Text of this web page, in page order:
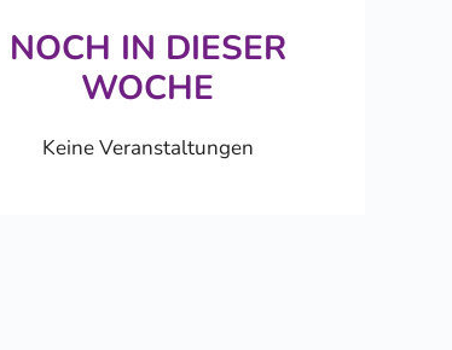
NOCH IN DIESER
WOCHE
Keine Veranstaltungen